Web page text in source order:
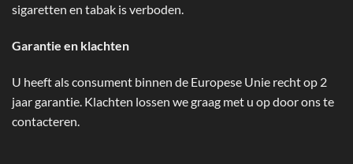
sigaretten en tabak is verboden.
Garantie en klachten
U heeft als consument binnen de Europese Unie recht op 2
jaar garantie. Klachten lossen we graag met u op door ons te
contacteren.